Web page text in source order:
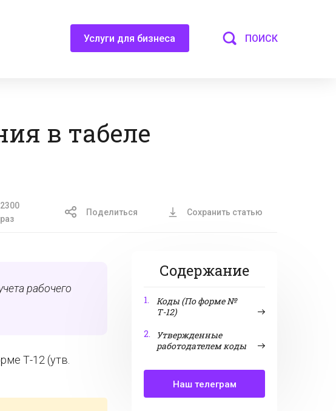
Услуги для бизнеса ПОИСК
в табеле
2300
раз
Поделиться Сохранить статью
Содержание
1.
Коды (По форме №
Т-12)
2.
Утвержденные
работодателем коды
Наш телеграм
рабочего
Т-12 (утв.